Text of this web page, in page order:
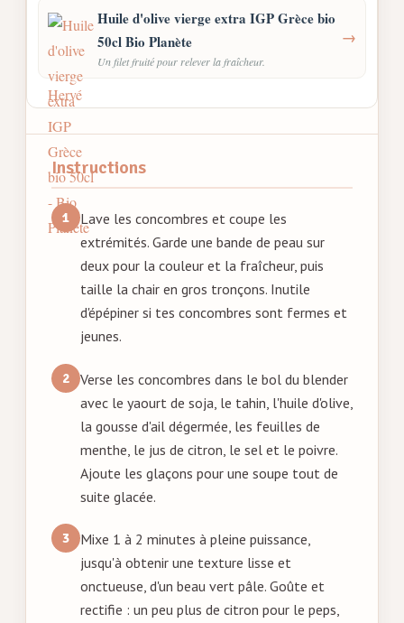
Huile d'olive vierge extra IGP Grèce bio
50cl Bio Planète
Un filet fruité pour relever la fraîcheur.
→
Instructions
Lave les concombres et coupe les
extrémités. Garde une bande de peau sur
deux pour la couleur et la fraîcheur, puis
taille la chair en gros tronçons. Inutile
d'épépiner si tes concombres sont fermes et
jeunes.
Verse les concombres dans le bol du blender
avec le yaourt de soja, le tahin, l'huile d'olive,
la gousse d'ail dégermée, les feuilles de
menthe, le jus de citron, le sel et le poivre.
Ajoute les glaçons pour une soupe tout de
suite glacée.
Mixe 1 à 2 minutes à pleine puissance,
jusqu'à obtenir une texture lisse et
onctueuse, d'un beau vert pâle. Goûte et
rectifie : un peu plus de citron pour le peps,